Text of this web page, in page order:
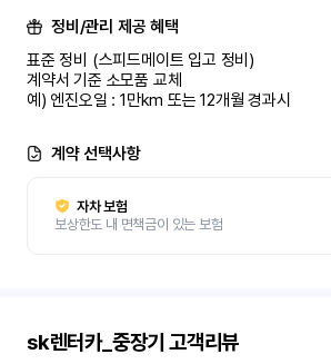
정비/관리 제공 혜택
표준 정비 (스피드메이트 입고 정비)
계약서 기준 소모품 교체
예) 엔진오일 : 1만km 또는 12개월 경과시
계약 선택사항
자차 보험
보상한도 내 면책금이 있는 보험
sk렌터카_중장기 고객리뷰